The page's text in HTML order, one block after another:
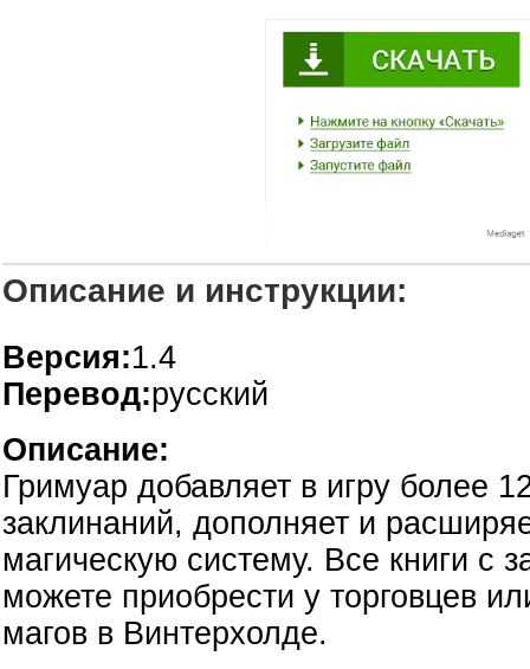
Описание и инструкции:
Версия:1.4
Перевод:русский
Описание:
Гримуар добавляет в игру более
заклинаний, дополняет и
магическую систему. Все книги с
можете приобрести у торговцев
магов в Винтерхолде.